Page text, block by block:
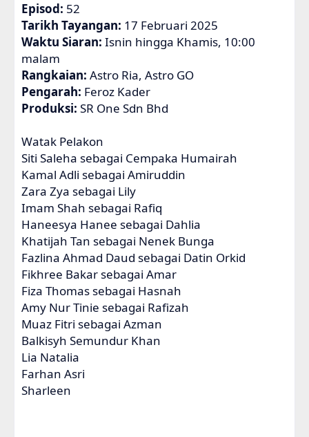
Episod: 52
Tarikh Tayangan: 17 Februari 2025
Waktu Siaran: Isnin hingga Khamis, 10:00
malam
Rangkaian: Astro Ria, Astro GO
Pengarah: Feroz Kader
Produksi: SR One Sdn Bhd
Watak Pelakon
Siti Saleha sebagai Cempaka Humairah
Kamal Adli sebagai Amiruddin
Zara Zya sebagai Lily
Imam Shah sebagai Rafiq
Haneesya Hanee sebagai Dahlia
Khatijah Tan sebagai Nenek Bunga
Fazlina Ahmad Daud sebagai Datin Orkid
Fikhree Bakar sebagai Amar
Fiza Thomas sebagai Hasnah
Amy Nur Tinie sebagai Rafizah
Muaz Fitri sebagai Azman
Balkisyh Semundur Khan
Lia Natalia
Farhan Asri
Sharleen